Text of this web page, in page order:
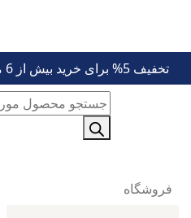
تخفیف 5% برای خرید بیش از 6 میلیون تومان 💚 تا هزینه حمل رو برات پوشش بده 💚 کد تخفیف: btg5
Products
search
فروشگاه